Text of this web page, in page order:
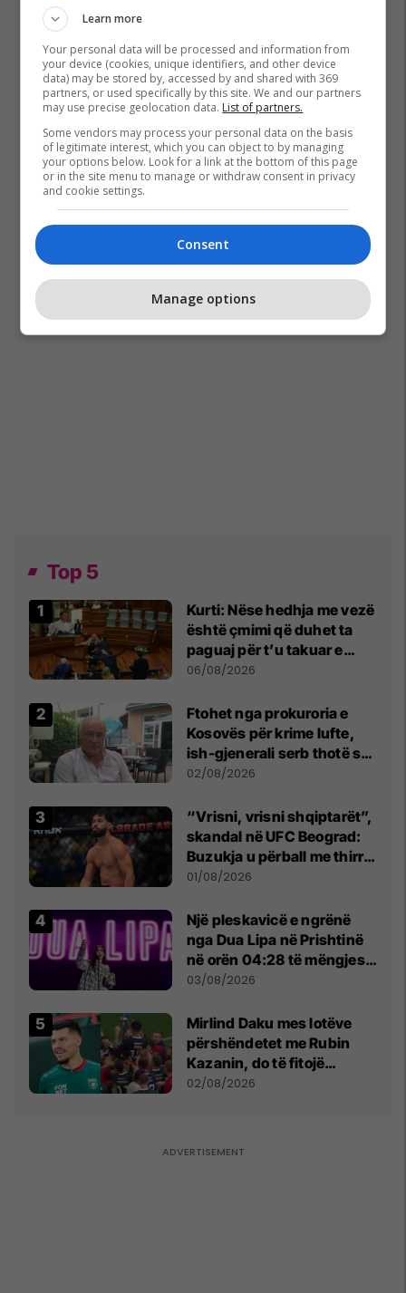
Top 5
Kurti: Nëse hedhja me vezë
është çmimi që duhet ta
paguaj për t’u takuar e
bashkëbiseduar jam i
06/08/2026
Ftohet nga prokuroria e
Kosovës për krime lufte,
ish-gjenerali serb thotë se
dikush e tradhtoi në
02/08/2026
“Vrisni, vrisni shqiptarët”,
skandal në UFC Beograd:
Buzukja u përball me thirrje
anti-shqiptare nga
01/08/2026
Një pleskavicë e ngrënë
nga Dua Lipa në Prishtinë
në orën 04:28 të mëngjesit
- dhe bota digjitale serbe
03/08/2026
Mirlind Daku mes lotëve
përshëndetet me Rubin
Kazanin, do të fitojë
miliona te Spartak Moska
02/08/2026
Learn more
Your personal data will be processed and information from
your device (cookies, unique identifiers, and other device
data) may be stored by, accessed by and shared with 369
partners, or used specifically by this site. We and our partners
may use precise geolocation data. List of partners.
Some vendors may process your personal data on the basis
of legitimate interest, which you can object to by managing
your options below. Look for a link at the bottom of this page
or in the site menu to manage or withdraw consent in privacy
and cookie settings.
Consent
Manage options